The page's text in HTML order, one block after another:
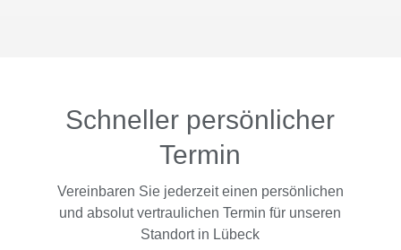
Schneller persönlicher
Termin
Vereinbaren Sie jederzeit einen persönlichen
und absolut vertraulichen Termin für unseren
Standort in Lübeck